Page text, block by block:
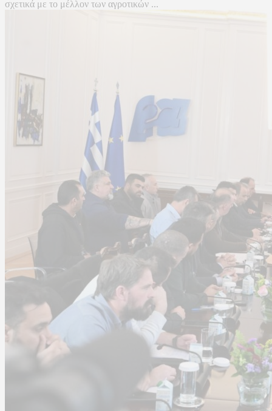
σχετικά με το μέλλον των αγροτικών ...